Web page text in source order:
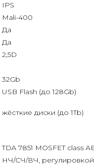
IPS
Mali-400
Да
Да
2,5D
32Gb
USB Flash (до 128Gb)
жёсткие диски (до 1Tb)
TDA 7851 MOSFET class
НЧ/СЧ/ВЧ,